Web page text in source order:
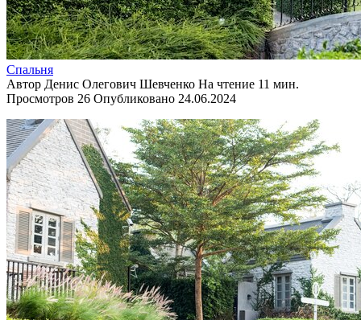
Спальня
Автор Денис Олегович Шевченко На чтение 11 мин.
Просмотров 26 Опубликовано 24.06.2024